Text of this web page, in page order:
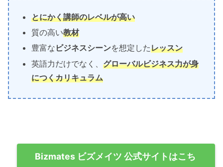
とにかく講師のレベルが高い
質の高い教材
豊富な ビジネスシーンを想定したレッスン
英語力だけでなく、グローバルビジネス力が身
につくカリキュラム
Bizmates ビズメイツ 公式サイトはこち